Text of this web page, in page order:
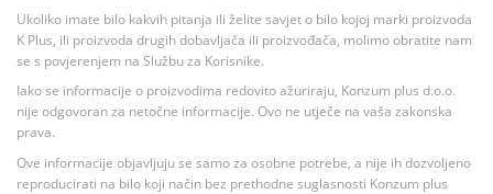
Ukoliko imate bilo kakvih pitanja ili želite savjet o bilo kojoj marki proizvoda
K Plus, ili proizvoda drugih dobavljača ili proizvođača, molimo obratite nam
se s povjerenjem na Službu za Korisnike.
Iako se informacije o proizvodima redovito ažuriraju, Konzum plus d.o.o.
nije odgovoran za netočne informacije. Ovo ne utječe na vaša zakonska
prava.
Ove informacije objavljuju se samo za osobne potrebe, a nije ih dozvoljeno
reproducirati na bilo koji način bez prethodne suglasnosti Konzum plus